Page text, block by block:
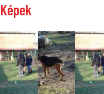
Képek